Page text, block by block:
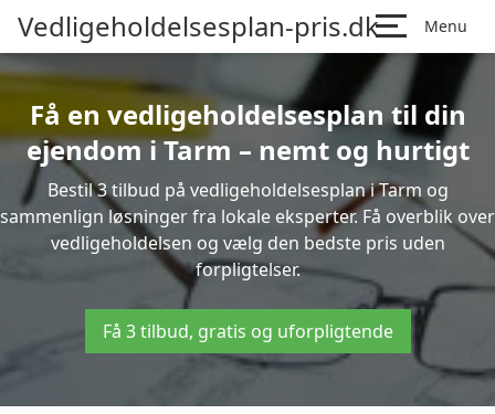
Vedligeholdelsesplan-pris.dk Menu
Få en vedligeholdelsesplan til din
ejendom i Tarm – nemt og hurtigt
Bestil 3 tilbud på vedligeholdelsesplan i Tarm og
sammenlign løsninger fra lokale eksperter. Få overblik over
vedligeholdelsen og vælg den bedste pris uden
forpligtelser.
Få 3 tilbud, gratis og uforpligtende